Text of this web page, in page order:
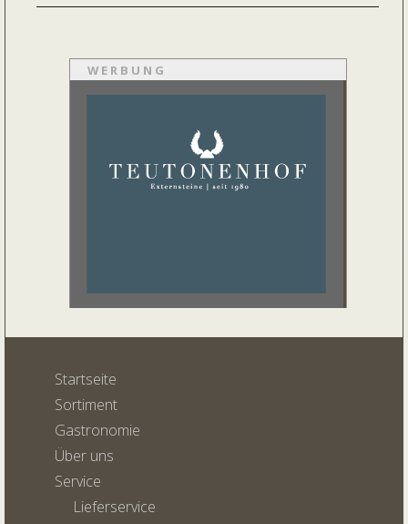
WERBUNG
Startseite
Sortiment
Gastronomie
Über uns
Service
Lieferservice